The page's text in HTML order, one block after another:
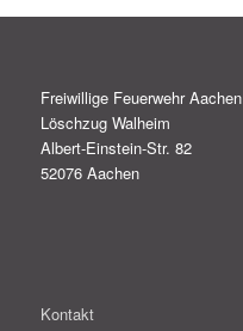
Freiwillige Feuerwehr Aachen
Löschzug Walheim
Albert-Einstein-Str. 82
52076 Aachen
Kontakt